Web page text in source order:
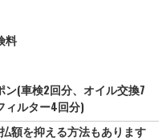
料
ン(車検2回分、オイル交換7
ィルター4回分)
額を抑える方法もあります